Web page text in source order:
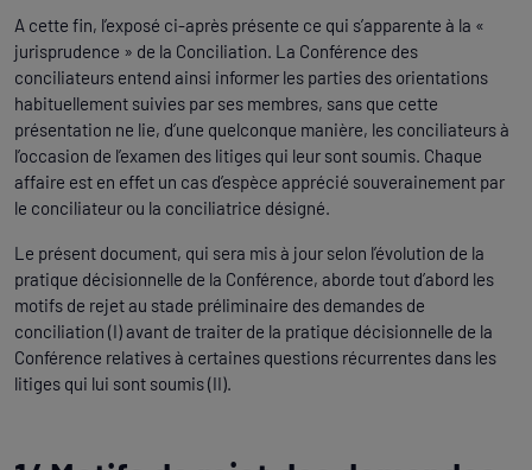
A cette fin, l’exposé ci-après présente ce qui s’apparente à la «
jurisprudence » de la Conciliation. La Conférence des
conciliateurs entend ainsi informer les parties des orientations
habituellement suivies par ses membres, sans que cette
présentation ne lie, d’une quelconque manière, les conciliateurs à
l’occasion de l’examen des litiges qui leur sont soumis. Chaque
affaire est en effet un cas d’espèce apprécié souverainement par
le conciliateur ou la conciliatrice désigné.
Le présent document, qui sera mis à jour selon l’évolution de la
pratique décisionnelle de la Conférence, aborde tout d’abord les
motifs de rejet au stade préliminaire des demandes de
conciliation (I) avant de traiter de la pratique décisionnelle de la
Conférence relatives à certaines questions récurrentes dans les
litiges qui lui sont soumis (II).